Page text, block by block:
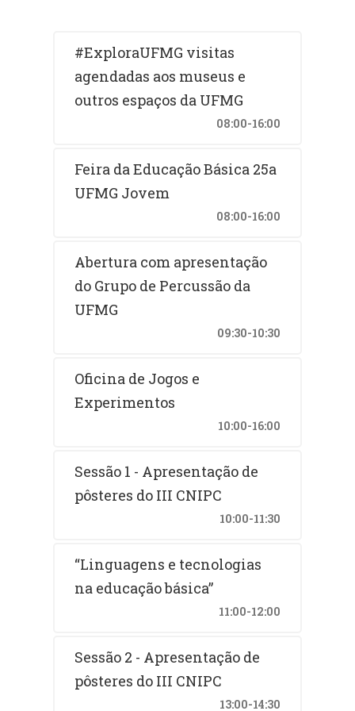
#ExploraUFMG visitas
agendadas aos museus e
outros espaços da UFMG
08:00-16:00
Feira da Educação Básica 25a
UFMG Jovem
08:00-16:00
Abertura com apresentação
do Grupo de Percussão da
UFMG
09:30-10:30
Oficina de Jogos e
Experimentos
10:00-16:00
Sessão 1 - Apresentação de
pôsteres do III CNIPC
10:00-11:30
“Linguagens e tecnologias
na educação básica”
11:00-12:00
Sessão 2 - Apresentação de
pôsteres do III CNIPC
13:00-14:30